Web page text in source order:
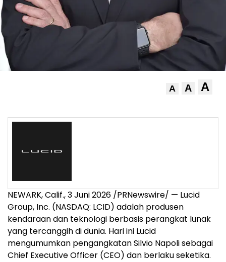
A A A
NEWARK, Calif.,3 Juni 2026 /PRNewswire/ — Lucid
Group, Inc. (NASDAQ: LCID) adalah produsen
kendaraan dan teknologi berbasis perangkat lunak
yang tercanggih di dunia. Hari ini Lucid
mengumumkan pengangkatan Silvio Napoli sebagai
Chief Executive Officer (CEO) dan berlaku seketika.